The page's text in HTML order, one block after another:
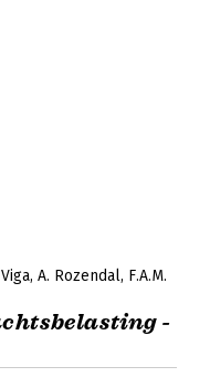
A. Rozendal F.A.M.
-